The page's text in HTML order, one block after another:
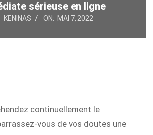
sérieuse en ligne
KENINAS ON: MAI 7, 2022
continuellement le
vous de vos doutes une